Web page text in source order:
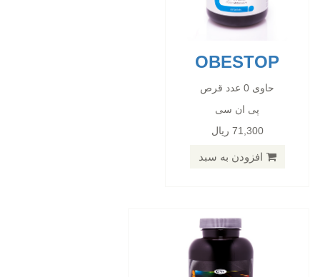
OBESTOP
حاوی 0 عدد قرص
پی ان سی
71,300 ریال
افزودن به سبد
GLUTAMINE CAP N120
حاوی 0 عدد قرص
پی ان سی
963,000 ریال